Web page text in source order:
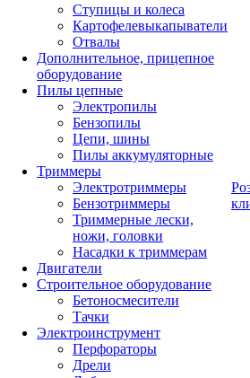
Ступицы и колеса
Картофелевыкапыватели
Отвалы
Дополнительное, прицепное
оборудование
Пилы цепные
Электропилы
Бензопилы
Цепи, шины
Пилы аккумуляторные
Триммеры
Электротриммеры
Бензотриммеры
Триммерные лески,
ножи, головки
Насадки к триммерам
Двигатели
Строительное оборудование
Бетоносмесители
Тачки
Электроинструмент
Перфораторы
Дрели